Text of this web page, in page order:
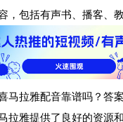
，包括有声书、播客、教
马拉雅配音靠谱吗？答
拉雅提供了良好的资源